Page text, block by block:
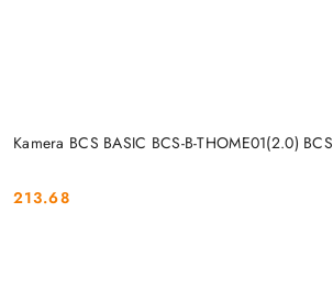
Kamera BCS BASIC BCS-B-THOME01(2.0) BCS
Cena:
213.68